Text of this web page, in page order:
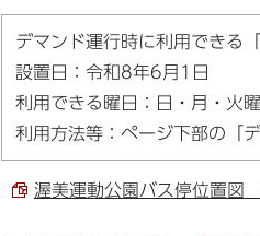
デマンド運行時に利用できる
設置日：令和8年6月1日
利用できる曜日：日・月・火
利用方法等：ページ下部の「
渥美運動公園バス停位置図